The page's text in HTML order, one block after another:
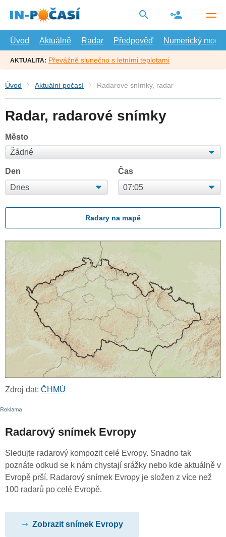
hlavní
Úvod
Aktuálně Radar Předpověď Numerický model
AKTUALITA: Převážně slunečno s letními teplotami
Úvod Aktuální počasí Radarové snímky, radar
Radar, radarové snímky
Město
Den Čas
Radary na mapě
Zdroj dat: ČHMÚ
Radarový snímek Evropy
Sledujte radarový kompozit celé Evropy. Snadno tak
poznáte odkud se k nám chystají srážky nebo kde aktuálně v
Evropě prší. Radarový snímek Evropy je složen z více než
100 radarů po celé Evropě.
Zobrazit snímek Evropy